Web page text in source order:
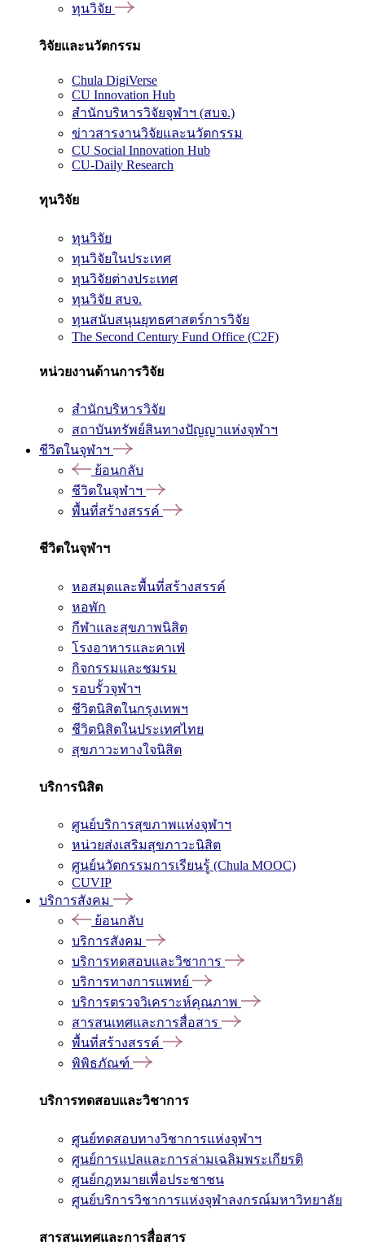
ทุนวิจัย
วิจัยและนวัตกรรม
Chula DigiVerse
CU Innovation Hub
สำนักบริหารวิจัยจุฬาฯ (สบจ.)
ข่าวสารงานวิจัยและนวัตกรรม
CU Social Innovation Hub
CU-Daily Research
ทุนวิจัย
ทุนวิจัย
ทุนวิจัยในประเทศ
ทุนวิจัยต่างประเทศ
ทุนวิจัย สบจ.
ทุนสนับสนุนยุทธศาสตร์การวิจัย
The Second Century Fund Office (C2F)
หน่วยงานด้านการวิจัย
สำนักบริหารวิจัย
สถาบันทรัพย์สินทางปัญญาแห่งจุฬาฯ
ชีวิตในจุฬาฯ
ย้อนกลับ
ชีวิตในจุฬาฯ
พื้นที่สร้างสรรค์
ชีวิตในจุฬาฯ
หอสมุดและพื้นที่สร้างสรรค์
หอพัก
กีฬาและสุขภาพนิสิต
โรงอาหารและคาเฟ่
กิจกรรมและชมรม
รอบรั้วจุฬาฯ
ชีวิตนิสิตในกรุงเทพฯ
ชีวิตนิสิตในประเทศไทย
สุขภาวะทางใจนิสิต
บริการนิสิต
ศูนย์บริการสุขภาพแห่งจุฬาฯ
หน่วยส่งเสริมสุขภาวะนิสิต
ศูนย์นวัตกรรมการเรียนรู้ (Chula MOOC)
CUVIP
บริการสังคม
ย้อนกลับ
บริการสังคม
บริการทดสอบและวิชาการ
บริการทางการแพทย์
บริการตรวจวิเคราะห์คุณภาพ
สารสนเทศและการสื่อสาร
พื้นที่สร้างสรรค์
พิพิธภัณฑ์
บริการทดสอบและวิชาการ
ศูนย์ทดสอบทางวิชาการแห่งจุฬาฯ
ศูนย์การแปลและการล่ามเฉลิมพระเกียรติ
ศูนย์กฎหมายเพื่อประชาชน
ศูนย์บริการวิชาการแห่งจุฬาลงกรณ์มหาวิทยาลัย
สารสนเทศและการสื่อสาร